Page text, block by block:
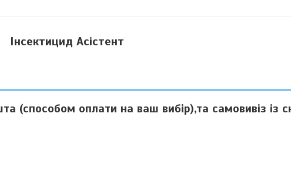
Інсектицид Асістент
(способом оплати на ваш вибір),та самовивіз із